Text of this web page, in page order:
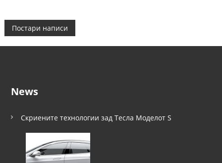
Н
а
и
Постари написи
News
Скриените технологии зад Тесла Моделот S